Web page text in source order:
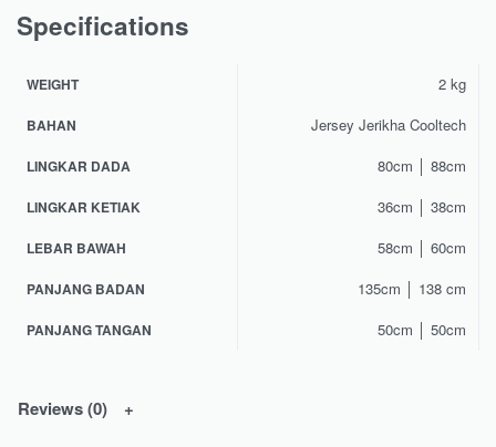
Specifications
WEIGHT 2 kg
BAHAN Jersey Jerikha Cooltech
LINGKAR DADA 80cm │ 88cm
LINGKAR KETIAK 36cm │ 38cm
LEBAR BAWAH 58cm │ 60cm
PANJANG BADAN 135cm │ 138 cm
PANJANG TANGAN 50cm │ 50cm
Reviews (0)